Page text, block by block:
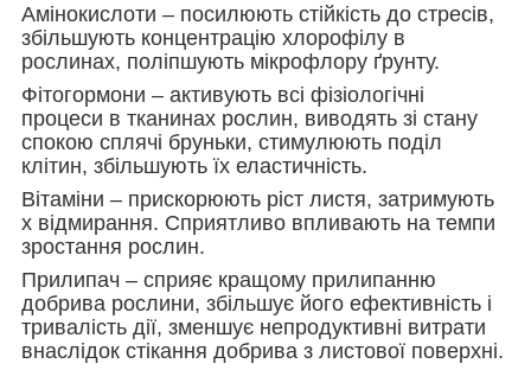
Амінокислоти – посилюють стійкість до стресів,
збільшують концентрацію хлорофілу в
рослинах, поліпшують мікрофлору ґрунту.
Фітогормони – активують всі фізіологічні
процеси в тканинах рослин, виводять зі стану
спокою сплячі бруньки, стимулюють поділ
клітин, збільшують їх еластичність.
Вітаміни – прискорюють ріст листя, затримують
х відмирання. Сприятливо впливають на темпи
зростання рослин.
Прилипач – сприяє кращому прилипанню
добрива рослини, збільшує його ефективність і
тривалість дії, зменшує непродуктивні витрати
внаслідок стікання добрива з листової поверхні.